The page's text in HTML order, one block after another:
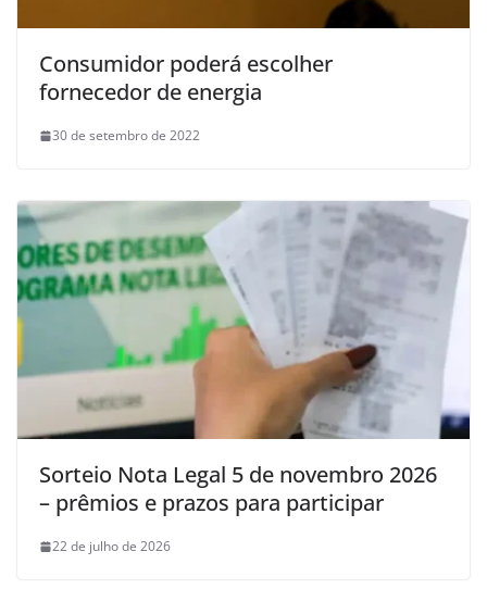
Consumidor poderá escolher
fornecedor de energia
30 de setembro de 2022
Sorteio Nota Legal 5 de novembro 2026
– prêmios e prazos para participar
22 de julho de 2026